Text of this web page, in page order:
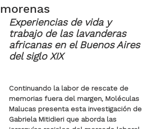
morenas
Experiencias de vida y
trabajo de las lavanderas
africanas en el Buenos Aires
del siglo XIX
Continuando la labor de rescate de
memorias fuera del margen, Moléculas
Malucas presenta esta investigación de
Gabriela Mitidieri que aborda las